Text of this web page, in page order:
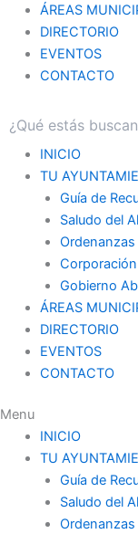
ÁREAS
DIRECTORIO
EVENTOS
CONTACTO
INICIO
TU
Guía de
Saludo del
Gobierno
ÁREAS
DIRECTORIO
EVENTOS
CONTACTO
Menu
INICIO
TU
Guía de
Saludo del